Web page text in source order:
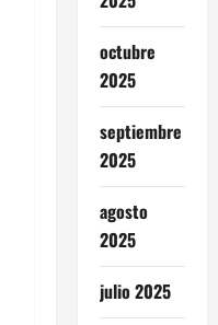
octubre
2025
septiembre
2025
agosto
2025
julio 2025